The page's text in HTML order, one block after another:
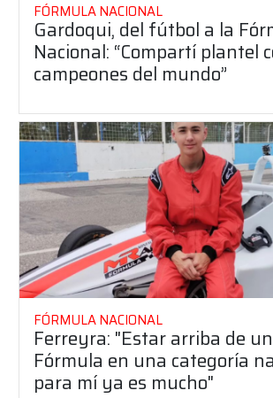
FÓRMULA NACIONAL
Gardoqui, del fútbol a la
Nacional: “Compartí plantel
campeones del mundo”
FÓRMULA NACIONAL
Ferreyra: "Estar arriba de un
Fórmula en una categoría
para mí ya es mucho"